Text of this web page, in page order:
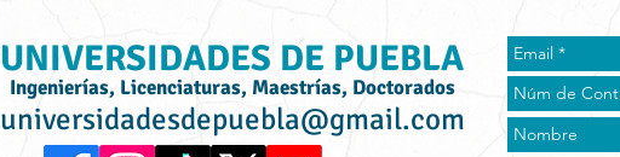
UNIVERSIDADES DE PUEBLA
Ingenierías, Licenciaturas, Maestrías, Doctorados
universidadesdepuebla@gmail.com